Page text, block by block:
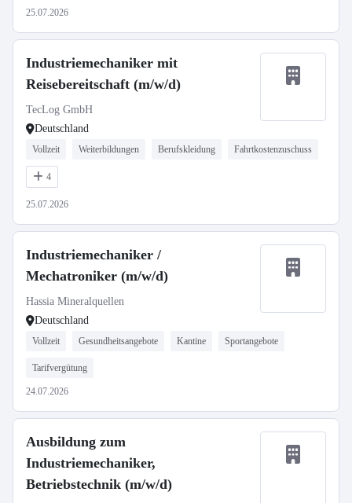
25.07.2026
Industriemechaniker mit
Reisebereitschaft (m/w/d)
TecLog GmbH
Deutschland
Vollzeit Weiterbildungen Berufskleidung Fahrtkostenzuschuss
4
25.07.2026
Industriemechaniker /
Mechatroniker (m/w/d)
Hassia Mineralquellen
Deutschland
Vollzeit Gesundheitsangebote Kantine Sportangebote
Tarifvergütung
24.07.2026
Ausbildung zum
Industriemechaniker,
Betriebstechnik (m/w/d)